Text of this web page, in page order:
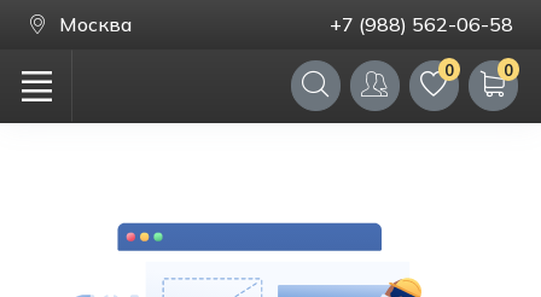
Москва +7 (988) 562-06-58
0 0